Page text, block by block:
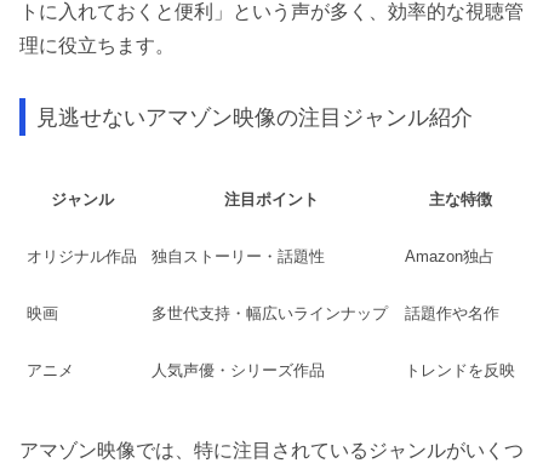
トに入れておくと便利」という声が多く、効率的な視聴管
理に役立ちます。
見逃せないアマゾン映像の注目ジャンル紹介
ジャンル 注目ポイント 主な特徴
オリジナル作品 独自ストーリー・話題性 Amazon独占
映画 多世代支持・幅広いラインナップ 話題作や名作
アニメ 人気声優・シリーズ作品 トレンドを反映
アマゾン映像では、特に注目されているジャンルがいくつ